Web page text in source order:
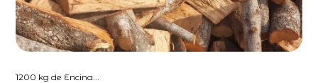
1200 kg de Encina...